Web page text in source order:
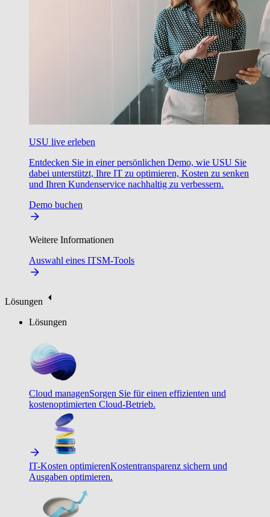
USU live erleben
Entdecken Sie in einer persönlichen Demo, wie USU Sie
dabei unterstützt, Ihre IT zu optimieren, Kosten zu senken
und Ihren Kundenservice nachhaltig zu verbessern.
Demo buchen
Weitere Informationen
Auswahl eines ITSM-Tools
Lösungen
Lösungen
Cloud managenSorgen Sie für einen effizienten und
kostenoptimierten Cloud-Betrieb.
IT-Kosten optimierenKostentransparenz sichern und
Ausgaben optimieren.